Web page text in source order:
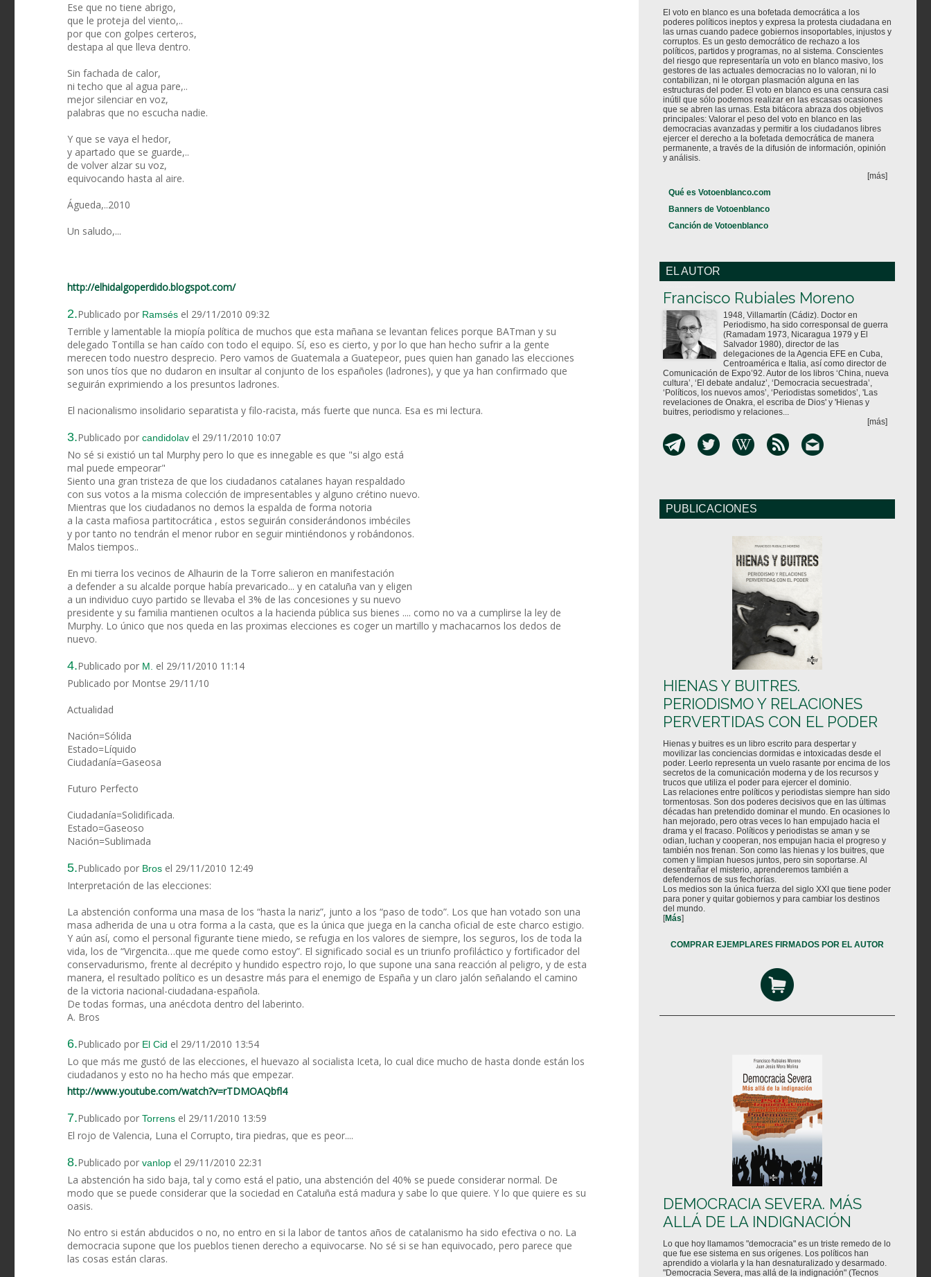
Ese que no tiene abrigo,
que le proteja del viento,..
por que con golpes certeros,
destapa al que lleva dentro.
Sin fachada de calor,
ni techo que al agua pare,..
mejor silenciar en voz,
palabras que no escucha nadie.
Y que se vaya el hedor,
y apartado que se guarde,..
de volver alzar su voz,
equivocando hasta al aire.
Águeda,..2010
Un saludo,...
http://elhidalgoperdido.blogspot.com/
2.Publicado por Ramsés el 29/11/2010 09:32
Terrible y lamentable la miopía política de muchos que esta mañana se levantan felices porque BATman y su
delegado Tontilla se han caído con todo el equipo. Sí, eso es cierto, y por lo que han hecho sufrir a la gente
merecen todo nuestro desprecio. Pero vamos de Guatemala a Guatepeor, pues quien han ganado las elecciones
son unos tíos que no dudaron en insultar al conjunto de los españoles (ladrones), y que ya han confirmado que
seguirán exprimiendo a los presuntos ladrones.
El nacionalismo insolidario separatista y filo-racista, más fuerte que nunca. Esa es mi lectura.
3.Publicado por candidolav el 29/11/2010 10:07
No sé si existió un tal Murphy pero lo que es innegable es que "si algo está
mal puede empeorar"
Siento una gran tristeza de que los ciudadanos catalanes hayan respaldado
con sus votos a la misma colección de impresentables y alguno crétino nuevo.
Mientras que los ciudadanos no demos la espalda de forma notoria
a la casta mafiosa partitocrática , estos seguirán considerándonos imbéciles
y por tanto no tendrán el menor rubor en seguir mintiéndonos y robándonos.
Malos tiempos..
En mi tierra los vecinos de Alhaurin de la Torre salieron en manifestación
a defender a su alcalde porque había prevaricado... y en cataluña van y eligen
a un individuo cuyo partido se llevaba el 3% de las concesiones y su nuevo
presidente y su familia mantienen ocultos a la hacienda pública sus bienes .... como no va a cumplirse la ley de
Murphy. Lo único que nos queda en las proximas elecciones es coger un martillo y machacarnos los dedos de
nuevo.
4.Publicado por M.
el 29/11/2010 11:14
Publicado por Montse 29/11/10
Actualidad
Nación=Sólida
Estado=Líquido
Ciudadanía=Gaseosa
Futuro Perfecto
Ciudadanía=Solidificada.
Estado=Gaseoso
Nación=Sublimada
5.Publicado por Bros el 29/11/2010 12:49
Interpretación de las elecciones:
La abstención conforma una masa de los “hasta la nariz”, junto a los “paso de todo”. Los que han votado son una
masa adherida de una u otra forma a la casta, que es la única que juega en la cancha oficial de este charco estigio.
Y aún así, como el personal figurante tiene miedo, se refugia en los valores de siempre, los seguros, los de toda la
vida, los de “Virgencita…que me quede como estoy”. El significado social es un triunfo profiláctico y fortificador del
conservadurismo, frente al decrépito y hundido espectro rojo, lo que supone una sana reacción al peligro, y de esta
manera, el resultado político es un desastre más para el enemigo de España y un claro jalón señalando el camino
de la victoria nacional-ciudadana-española.
De todas formas, una anécdota dentro del laberinto.
A. Bros
6.Publicado por El Cid el 29/11/2010 13:54
Lo que más me gustó de las elecciones, el huevazo al socialista Iceta, lo cual dice mucho de hasta donde están los
ciudadanos y esto no ha hecho más que empezar.
http://www.youtube.com/watch?v=rTDMOAQbfl4
7.Publicado por Torrens el 29/11/2010 13:59
El rojo de Valencia, Luna el Corrupto, tira piedras, que es peor....
8.Publicado por vanlop el 29/11/2010 22:31
La abstención ha sido baja, tal y como está el patio, una abstención del 40% se puede considerar normal. De
modo que se puede considerar que la sociedad en Cataluña está madura y sabe lo que quiere. Y lo que quiere es su
oasis.
No entro si están abducidos o no, no entro en si la labor de tantos años de catalanismo ha sido efectiva o no. La
democracia supone que los pueblos tienen derecho a equivocarse. No sé si se han equivocado, pero parece que
las cosas están claras.
El voto en blanco es una bofetada democrática a los
poderes políticos ineptos y expresa la protesta ciudadana en
las urnas cuando padece gobiernos insoportables, injustos y
corruptos. Es un gesto democrático de rechazo a los
políticos, partidos y programas, no al sistema. Conscientes
del riesgo que representaría un voto en blanco masivo, los
gestores de las actuales democracias no lo valoran, ni lo
contabilizan, ni le otorgan plasmación alguna en las
estructuras del poder. El voto en blanco es una censura casi
inútil que sólo podemos realizar en las escasas ocasiones
que se abren las urnas. Esta bitácora abraza dos objetivos
principales: Valorar el peso del voto en blanco en las
democracias avanzadas y permitir a los ciudadanos libres
ejercer el derecho a la bofetada democrática de manera
permanente, a través de la difusión de información, opinión
y análisis.
[más]
Qué es Votoenblanco.com
Banners de Votoenblanco
Canción de Votoenblanco
EL AUTOR
Francisco Rubiales Moreno
1948, Villamartín (Cádiz). Doctor en
Periodismo, ha sido corresponsal de guerra
(Ramadam 1973, Nicaragua 1979 y El
Salvador 1980), director de las
delegaciones de la Agencia EFE en Cuba,
Centroamérica e Italia, así como director de
Comunicación de Expo’92. Autor de los libros ‘China, nueva
cultura’, ‘El debate andaluz’, ‘Democracia secuestrada’,
‘Políticos, los nuevos amos’, ‘Periodistas sometidos’, 'Las
revelaciones de Onakra, el escriba de Dios' y 'Hienas y
buitres, periodismo y relaciones...
[más]
PUBLICACIONES
HIENAS Y BUITRES.
PERIODISMO Y RELACIONES
PERVERTIDAS CON EL PODER
Hienas y buitres es un libro escrito para despertar y
movilizar las conciencias dormidas e intoxicadas desde el
poder. Leerlo representa un vuelo rasante por encima de los
secretos de la comunicación moderna y de los recursos y
trucos que utiliza el poder para ejercer el dominio.
Las relaciones entre políticos y periodistas siempre han sido
tormentosas. Son dos poderes decisivos que en las últimas
décadas han pretendido dominar el mundo. En ocasiones lo
han mejorado, pero otras veces lo han empujado hacia el
drama y el fracaso. Políticos y periodistas se aman y se
odian, luchan y cooperan, nos empujan hacia el progreso y
también nos frenan. Son como las hienas y los buitres, que
comen y limpian huesos juntos, pero sin soportarse. Al
desentrañar el misterio, aprenderemos también a
defendernos de sus fechorías.
Los medios son la única fuerza del siglo XXI que tiene poder
para poner y quitar gobiernos y para cambiar los destinos
del mundo.
[Más]
COMPRAR EJEMPLARES FIRMADOS POR EL AUTOR
DEMOCRACIA SEVERA. MÁS
ALLÁ DE LA INDIGNACIÓN
Lo que hoy llamamos "democracia" es un triste remedo de lo
que fue ese sistema en sus orígenes. Los políticos han
aprendido a violarla y la han desnaturalizado y desarmado.
"Democracia Severa, mas allá de la indignación" (Tecnos